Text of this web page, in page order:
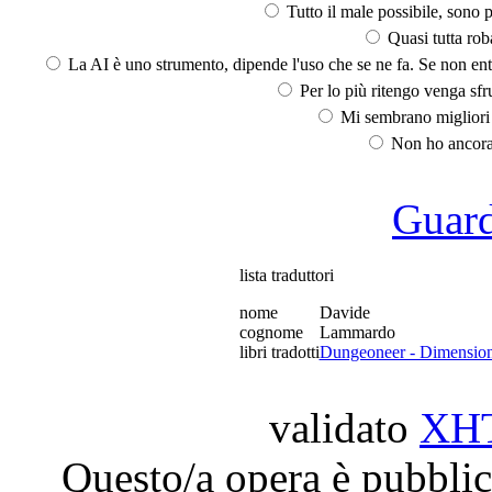
Tutto il male possibile, sono
Quasi tutta
La AI è uno strumento, dipende l'uso che se ne fa. Se non
Per lo più ritengo venga
Mi sembrano
Non ho
lista traduttori
nome
Davide
cognome
Lammardo
libri tradottiDungeoneer -
validato
Questo/a opera è